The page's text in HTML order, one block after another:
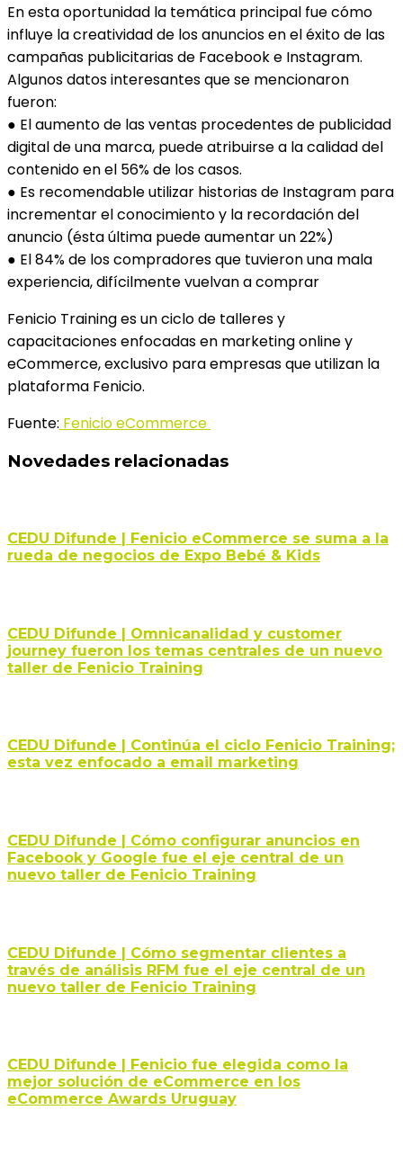
En esta oportunidad la temática principal fue cómo
influye la creatividad de los anuncios en el éxito de las
campañas publicitarias de Facebook e Instagram.
Algunos datos interesantes que se mencionaron
fueron:
● El aumento de las ventas procedentes de publicidad
digital de una marca, puede atribuirse a la calidad del
contenido en el 56% de los casos.
● Es recomendable utilizar historias de Instagram para
incrementar el conocimiento y la recordación del
anuncio (ésta última puede aumentar un 22%)
● El 84% de los compradores que tuvieron una mala
experiencia, difícilmente vuelvan a comprar
Fenicio Training es un ciclo de talleres y
capacitaciones enfocadas en marketing online y
eCommerce, exclusivo para empresas que utilizan la
plataforma Fenicio.
Fuente: Fenicio eCommerce
Novedades relacionadas
CEDU Difunde | Fenicio eCommerce se suma a la
rueda de negocios de Expo Bebé & Kids
CEDU Difunde | Omnicanalidad y customer
journey fueron los temas centrales de un nuevo
taller de Fenicio Training
CEDU Difunde | Continúa el ciclo Fenicio Training;
esta vez enfocado a email marketing
CEDU Difunde | Cómo configurar anuncios en
Facebook y Google fue el eje central de un
nuevo taller de Fenicio Training
CEDU Difunde | Cómo segmentar clientes a
través de análisis RFM fue el eje central de un
nuevo taller de Fenicio Training
CEDU Difunde | Fenicio fue elegida como la
mejor solución de eCommerce en los
eCommerce Awards Uruguay